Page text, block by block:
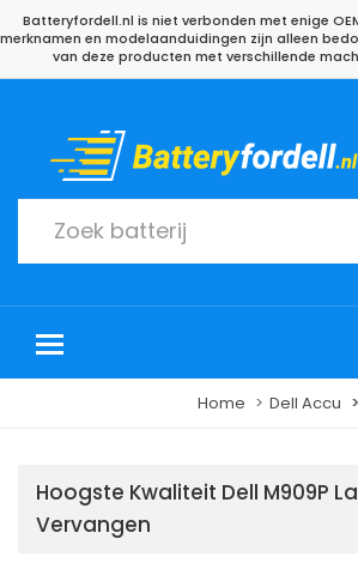
Batteryfordell.nl is niet verbonden met enige
merknamen en modelaanduidingen zijn alleen
van deze producten met verschillende
Home Dell Accu
Hoogste Kwaliteit Dell M909P
Vervangen